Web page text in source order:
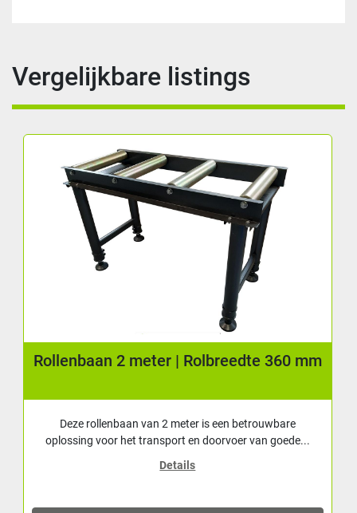
Vergelijkbare listings
Rollenbaan 2 meter | Rolbreedte 360 mm
Deze rollenbaan van 2 meter is een betrouwbare
oplossing voor het transport en doorvoer van goede...
Details